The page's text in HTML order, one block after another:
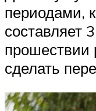
периодами,
составляет
прошествии
сделать